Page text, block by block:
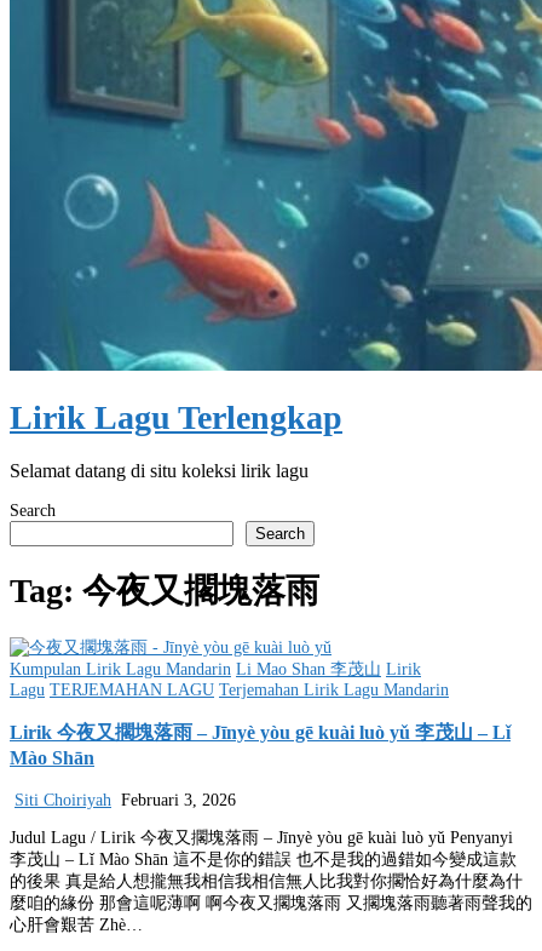
Lirik Lagu Terlengkap
Selamat datang di situ koleksi lirik lagu
Search
Search
Tag: 今夜又擱塊落雨
Posted
in
Kumpulan Lirik Lagu Mandarin Li Mao Shan 李茂山 Lirik
Lagu TERJEMAHAN LAGU Terjemahan Lirik Lagu Mandarin
Lirik 今夜又擱塊落雨 – Jīnyè yòu gē kuài luò yǔ 李茂山 – Lǐ
Mào Shān
Siti Choiriyah Februari 3, 2026
Judul Lagu / Lirik 今夜又擱塊落雨 – Jīnyè yòu gē kuài luò yǔ Penyanyi
李茂山 – Lǐ Mào Shān 這不是你的錯誤 也不是我的過錯如今變成這款
的後果 真是給人想攏無我相信我相信無人比我對你擱恰好為什麼為什
麼咱的緣份 那會這呢薄啊 啊今夜又擱塊落雨 又擱塊落雨聽著雨聲我的
心肝會艱苦 Zhè…